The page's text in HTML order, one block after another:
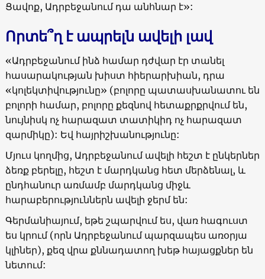
Ցավոք, Ադրբեջանում դա անհնար է»:
Որտե՞ղ է ապրելն ավելի լավ
«Ադրբեջանում ինձ համար դժվար էր տանել
հասարակության խիստ հիերարխիան, դրա
«կոլեկտիվությունը» (բոլորը պատասխանատու են
բոլորի համար, բոլորը քեզնով հետաքրքրվում են,
նույնիսկ ոչ հարազատ տատիկիդ ոչ հարազատ
զարմիկը): Եվ հայրիշխանությունը:
Մյուս կողմից, Ադրբեջանում ավելի հեշտ է ընկերներ
ձեռք բերելը, հեշտ է մարդկանց հետ մերձենալ, և
ընդհանուր առմամբ մարդկանց միջև
հարաբերություններն ավելի ջերմ են:
Գերմանիայում, եթե շպարվում ես, վառ հագուստ
ես կրում (որն Ադրբեջանում պարզապես առօրյա
կլիներ), քեզ վրա քննադատող խեթ հայացքներ են
նետում: